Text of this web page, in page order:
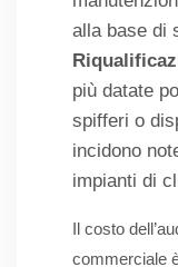
alla base di
più datate
spifferi o
incidono
impianti di
Il costo
commerciale